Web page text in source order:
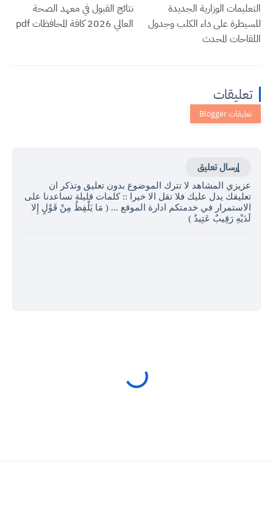
التعليمات الوزارية الجديدة
للسيطرة على داء الكلب وجدول
اللقاحات المحدث
نتائج القبول في معهد الصحة
العالي 2026 كافة المحافظات pdf
تعليقات
إرسال تعليق
عزيزي المشاهد لا تترك الموضوع بدون تعليق وتذكر ان
تعليقك يدل عليك فلا تقل الا خيرا :: كلمات قليلة تساعدنا على
الاستمرار في خدمتكم ادارة الموقع ... ( مَا يَلْفِظُ مِنْ قَوْلٍ إِلا
لَدَيْهِ رَقِيبٌ عَتِيدٌ )